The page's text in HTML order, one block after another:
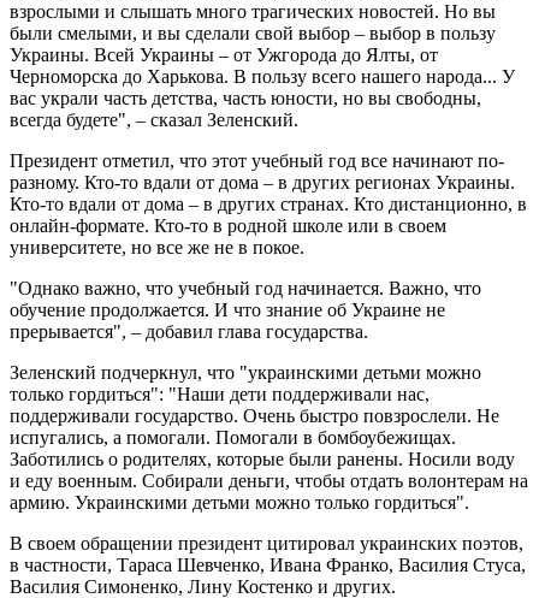
взрослыми и слышать много трагических новостей. Но вы
были смелыми, и вы сделали свой выбор – выбор в пользу
Украины. Всей Украины – от Ужгорода до Ялты, от
Черноморска до Харькова. В пользу всего нашего народа... У
вас украли часть детства, часть юности, но вы свободны,
всегда будете", – сказал Зеленский.
Президент отметил, что этот учебный год все начинают по-
разному. Кто-то вдали от дома – в других регионах Украины.
Кто-то вдали от дома – в других странах. Кто дистанционно, в
онлайн-формате. Кто-то в родной школе или в своем
университете, но все же не в покое.
"Однако важно, что учебный год начинается. Важно, что
обучение продолжается. И что знание об Украине не
прерывается", – добавил глава государства.
Зеленский подчеркнул, что "украинскими детьми можно
только гордиться": "Наши дети поддерживали нас,
поддерживали государство. Очень быстро повзрослели. Не
испугались, а помогали. Помогали в бомбоубежищах.
Заботились о родителях, которые были ранены. Носили воду
и еду военным. Собирали деньги, чтобы отдать волонтерам на
армию. Украинскими детьми можно только гордиться".
В своем обращении президент цитировал украинских поэтов,
в частности, Тараса Шевченко, Ивана Франко, Василия Стуса,
Василия Симоненко, Лину Костенко и других.